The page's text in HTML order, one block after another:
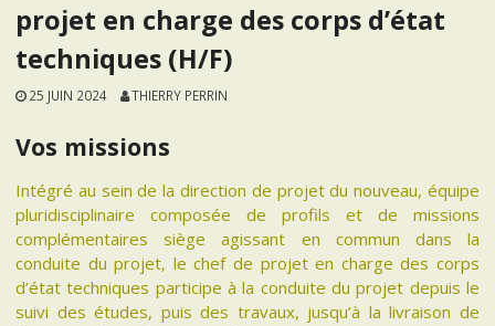
projet en charge des corps d’état
techniques (H/F)
25 JUIN 2024 THIERRY PERRIN
Vos missions
Intégré au sein de la direction de projet du nouveau, équipe
pluridisciplinaire composée de profils et de missions
complémentaires siège agissant en commun dans la
conduite du projet, le chef de projet en charge des corps
d’état techniques participe à la conduite du projet depuis le
suivi des études, puis des travaux, jusqu’à la livraison de